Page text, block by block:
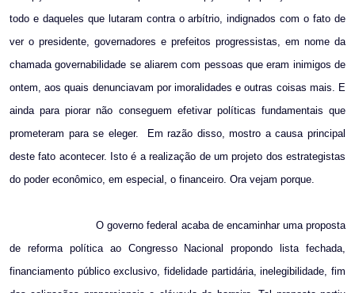
todo e daqueles que lutaram contra o arbítrio, indignados com o fato de
ver o presidente, governadores e prefeitos progressistas, em nome da
chamada governabilidade se aliarem com pessoas que eram inimigos de
ontem, aos quais denunciavam por imoralidades e outras coisas mais. E
ainda para piorar não conseguem efetivar políticas fundamentais que
prometeram para se eleger.
Em razão disso, mostro a causa principal
deste fato acontecer. Isto é a realização de um projeto dos estrategistas
do poder econômico, em especial, o financeiro. Ora vejam porque.
O governo federal acaba de encaminhar uma proposta
de reforma política ao Congresso Nacional propondo lista fechada,
financiamento público exclusivo, fidelidade partidária, inelegibilidade, fim